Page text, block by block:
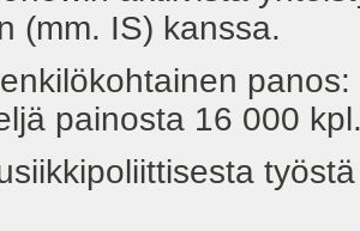
(mm. IS) kanssa.
panos:
painosta 16 000
työstä